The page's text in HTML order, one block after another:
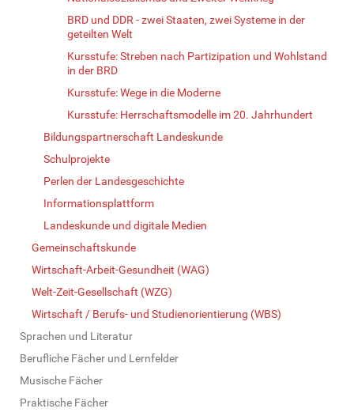
BRD und DDR - zwei Staaten, zwei Systeme in der
geteilten Welt
Kursstufe: Streben nach Partizipation und Wohlstand
in der BRD
Kursstufe: Wege in die Moderne
Kursstufe: Herrschaftsmodelle im 20. Jahrhundert
Bildungspartnerschaft Landeskunde
Schulprojekte
Perlen der Landesgeschichte
Informationsplattform
Landeskunde und digitale Medien
Gemeinschaftskunde
Wirtschaft-Arbeit-Gesundheit (WAG)
Welt-Zeit-Gesellschaft (WZG)
Wirtschaft / Berufs- und Studienorientierung (WBS)
Sprachen und Literatur
Berufliche Fächer und Lernfelder
Musische Fächer
Praktische Fächer